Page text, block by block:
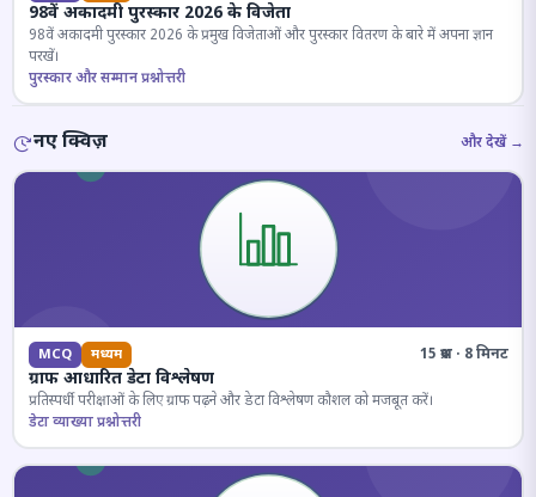
98वें अकादमी पुरस्कार 2026 के विजेता
98वें अकादमी पुरस्कार 2026 के प्रमुख विजेताओं और पुरस्कार वितरण के बारे में अपना ज्ञान
परखें।
पुरस्कार और सम्मान प्रश्नोत्तरी
नए क्विज़ और देखें →
MCQ मध्यम 15 प्रश्न · 8 मिनट
ग्राफ आधारित डेटा विश्लेषण
प्रतिस्पर्धी परीक्षाओं के लिए ग्राफ पढ़ने और डेटा विश्लेषण कौशल को मजबूत करें।
डेटा व्याख्या प्रश्नोत्तरी